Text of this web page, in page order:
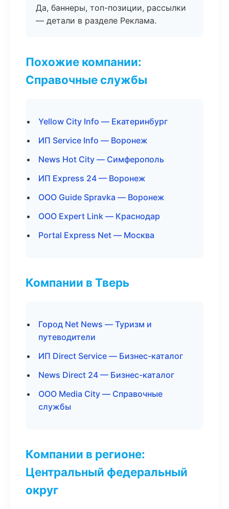
Да, баннеры, топ-позиции, рассылки
— детали в разделе Реклама.
Похожие компании:
Справочные службы
Yellow City Info — Екатеринбург
ИП Service Info — Воронеж
News Hot City — Симферополь
ИП Express 24 — Воронеж
ООО Guide Spravka — Воронеж
ООО Expert Link — Краснодар
Portal Express Net — Москва
Компании в Тверь
Город Net News — Туризм и
путеводители
ИП Direct Service — Бизнес-каталог
News Direct 24 — Бизнес-каталог
ООО Media City — Справочные
службы
Компании в регионе:
Центральный федеральный
округ